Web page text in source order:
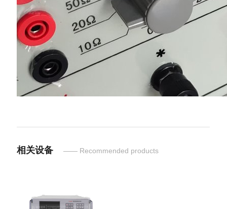
相关设备 —— Recommended products